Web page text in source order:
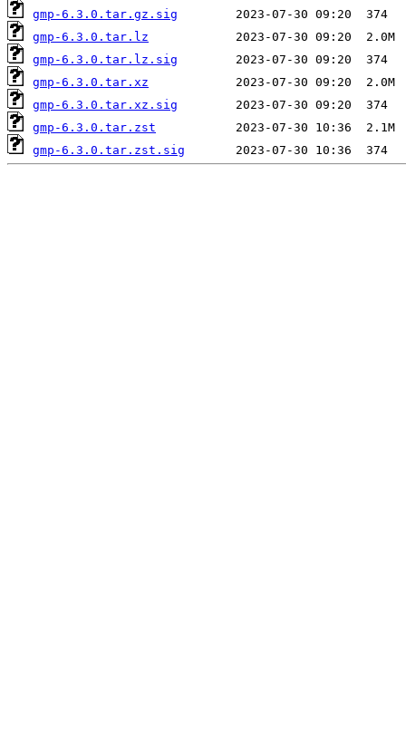
gmp-6.3.0.tar.gz.sig
gmp-6.3.0.tar.lz
gmp-6.3.0.tar.lz.sig
gmp-6.3.0.tar.xz
gmp-6.3.0.tar.xz.sig
gmp-6.3.0.tar.zst
gmp-6.3.0.tar.zst.sig